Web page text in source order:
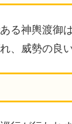
る神輿渡御
、威勢の良